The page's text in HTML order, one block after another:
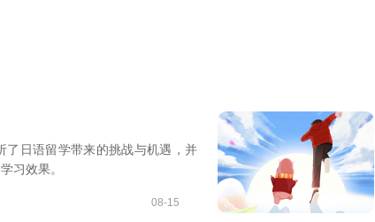
了日语留学带来的挑战与机遇，并
习效果。
08-15